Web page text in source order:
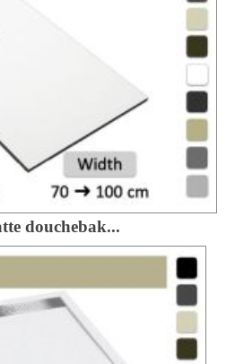
douchebak...